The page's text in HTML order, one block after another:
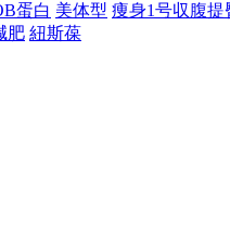
蛋白 美体型 痩身1号収腹提
肥 紐斯葆